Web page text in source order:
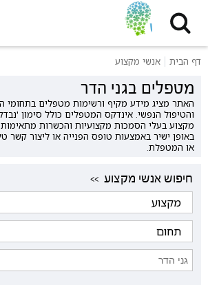
דף הבית אנשי מקצוע
מטפלים בגני הדר
האתר מציג מידע מקיף ורשימות מטפלים בתחומי
והטיפול הנפשי. אינדקס המטפלים כולל סימון
מקצוע בעלי הסמכות מקצועיות והכשרות
באופן ישיר באמצעות טופס הפנייה או ליצור קשר
או המטפלת.
<< חיפוש אנשי מקצוע